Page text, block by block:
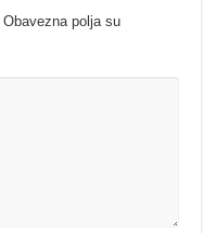
Obavezna polja su